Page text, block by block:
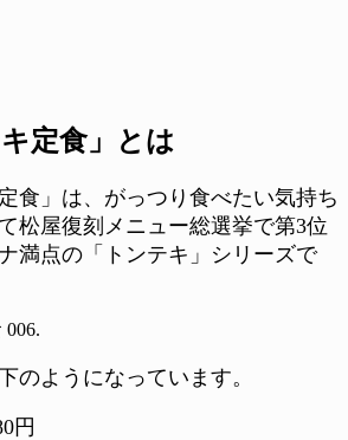
定食」とは
食」は、がっつり食べたい気持ち
松屋復刻メニュー総選挙で第3位
満点の「トンテキ」シリーズで
のようになっています。
円